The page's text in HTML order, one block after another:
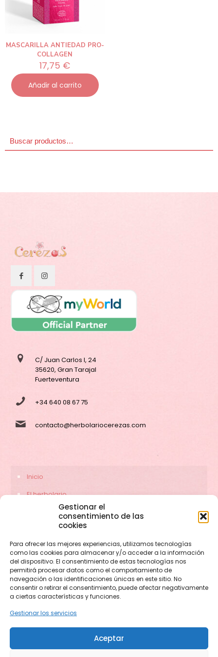
Gestionar el
consentimiento de las
cookies
Para ofrecer las mejores experiencias, utilizamos tecnologías
como las cookies para almacenar y/o acceder a la información
del dispositivo. El consentimiento de estas tecnologías nos
permitirá procesar datos como el comportamiento de
navegación o las identificaciones únicas en este sitio. No
consentir o retirar el consentimiento, puede afectar negativamente
a ciertas características y funciones.
Gestionar los servicios
Aceptar
MASCARILLA ANTIEDAD PRO-
COLLAGEN
17,75 €
Añadir al carrito
C/ Juan Carlos I, 24
35620, Gran Tarajal
Fuerteventura
+34 640 08 67 75
contacto@herbolariocerezas.com
Inicio
El herbolario
© 2026 herbolariocerezas.com. Todos los derechos
reservados.
Web diseñada porAragon Marketing